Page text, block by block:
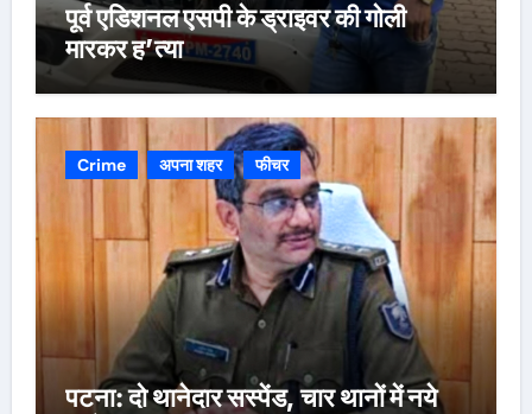
पूर्व एडिशनल एसपी के ड्राइवर की गोली
मारकर ह’त्या
Crime अपना शहर फीचर
पटना: दो थानेदार सस्पेंड, चार थानों में नये